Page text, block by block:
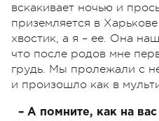
вскакивает ночью и
приземляется в
хвостик, а я – ее. Она
что после родов мне
грудь. Мы пролежали с
и произошло как в
– А помните, как на